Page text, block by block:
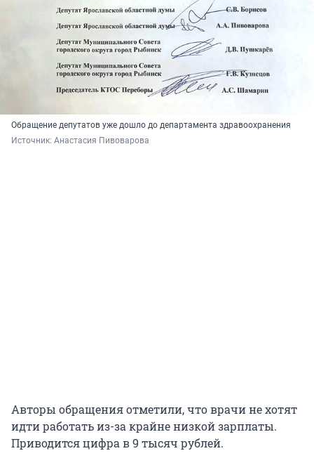
Обращение депутатов уже дошло до департамента здравоохранения
Источник: Анастасия Пивоварова
Авторы обращения отметили, что врачи не хотят
идти работать из-за крайне низкой зарплаты.
Приводится цифра в 9 тысяч рублей.